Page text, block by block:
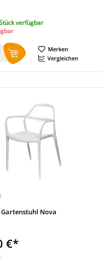
verfügbar
Merken
Vergleichen
Nova
€*